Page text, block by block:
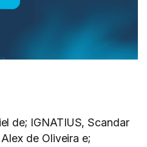
de; IGNATIUS, Scandar
de Oliveira e;